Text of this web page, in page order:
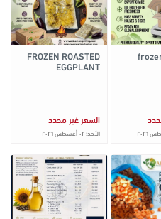
FROZEN ROASTED
EGGPLANT
السعر غير محدد
الأحد: ٠٢ أغسطس ٢٠٢٦